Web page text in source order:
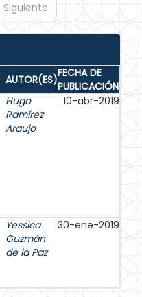
Siguiente
AUTOR(ES)FECHA DE
PUBLICACIÓN
Hugo
Ramírez
Araujo
10-abr-2019
Yessica
Guzmán
de la Paz
30-ene-2019